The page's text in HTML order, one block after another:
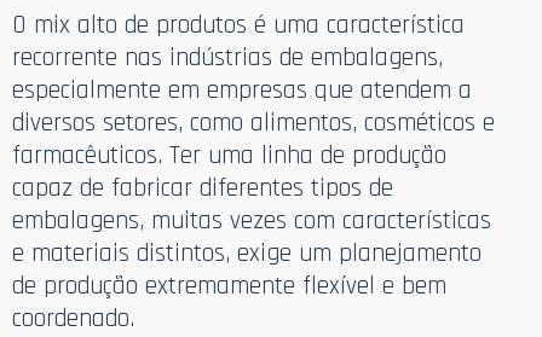
O mix alto de produtos é uma característica
recorrente nas indústrias de embalagens,
especialmente em empresas que atendem a
diversos setores, como alimentos, cosméticos e
farmacêuticos. Ter uma linha de produção
capaz de fabricar diferentes tipos de
embalagens, muitas vezes com características
e materiais distintos, exige um planejamento
de produção extremamente flexível e bem
coordenado.